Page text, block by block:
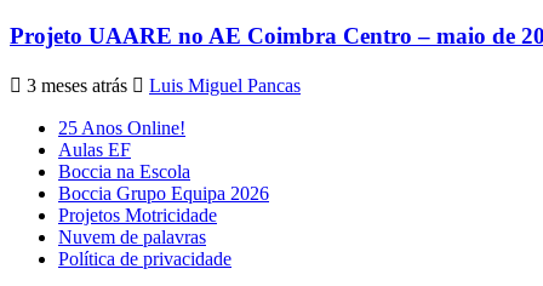
Projeto UAARE no AE Coimbra Centro – maio de
3 meses atrás Luis Miguel Pancas
25 Anos Online!
Aulas EF
Boccia na Escola
Boccia Grupo Equipa 2026
Projetos Motricidade
Nuvem de palavras
Política de privacidade